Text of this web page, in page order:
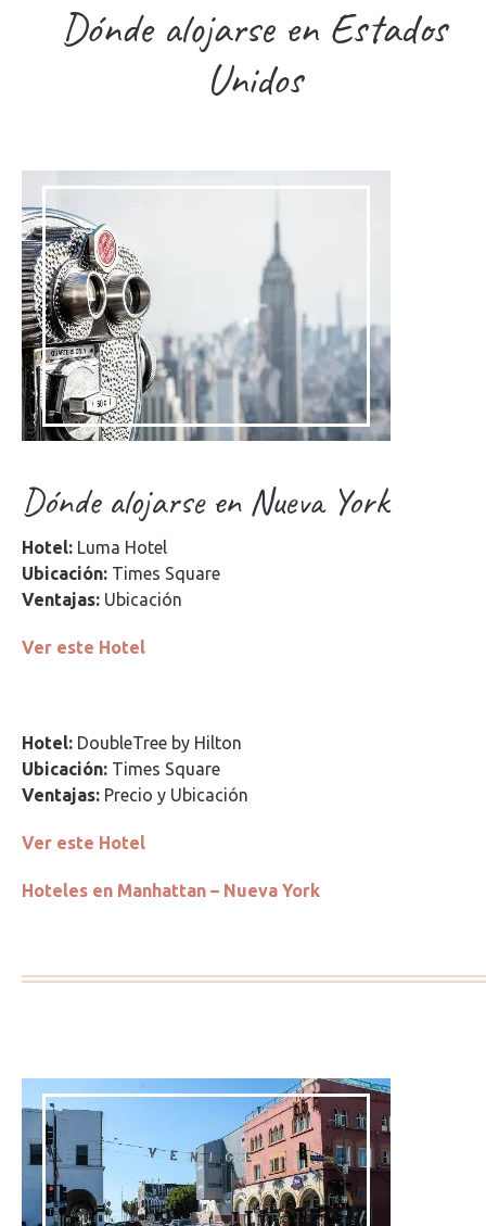
Dónde alojarse en Estados
Unidos
Dónde alojarse en Nueva York
Hotel: Luma Hotel
Ubicación: Times Square
Ventajas: Ubicación
Ver este Hotel
Hotel: DoubleTree by Hilton
Ubicación: Times Square
Ventajas: Precio y Ubicación
Ver este Hotel
Hoteles en Manhattan – Nueva York